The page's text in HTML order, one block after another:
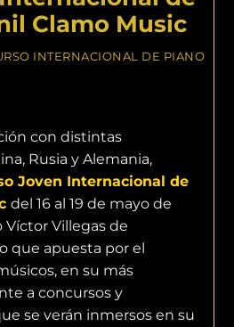
Clamo Music
INTERNACIONAL DE PIANO
con distintas
Rusia y Alemania,
Joven Internacional de
del 16 al 19 de mayo de
Víctor Villegas de
que apuesta por el
en su más
a concursos y
se verán inmersos en su